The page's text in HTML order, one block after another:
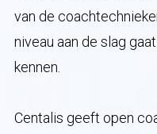
van de
niveau aan de slag
kennen.
Centalis geeft open